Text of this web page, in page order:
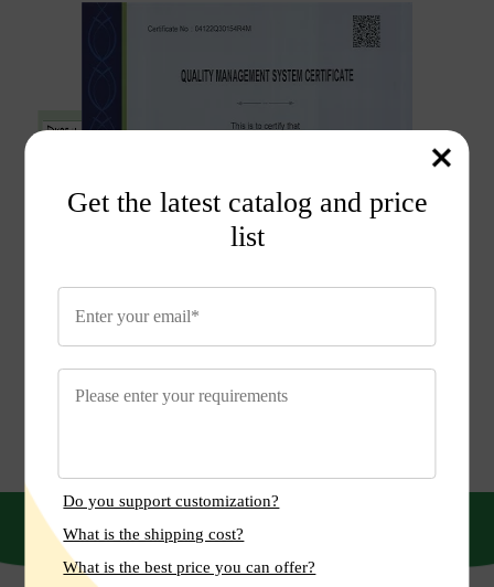
Get the latest catalog and price
list
Do you support customization?
What is the shipping cost?
What is the best price you can offer?